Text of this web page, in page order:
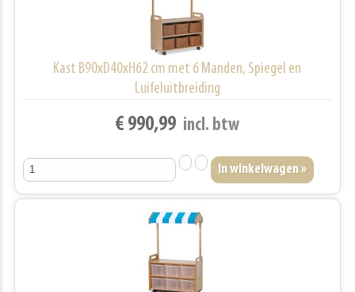
Kast B90xD40xH62 cm met 6 Manden, Spiegel en
Luifeluitbreiding
€ 990,99 incl. btw